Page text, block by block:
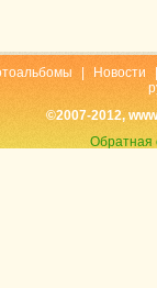
Новости
©2007-2012,
Обратная